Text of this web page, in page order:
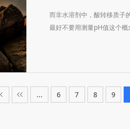
而非水溶剂中，酸转移质子
最好不要用测量pH值这个
... 6 7 8 9